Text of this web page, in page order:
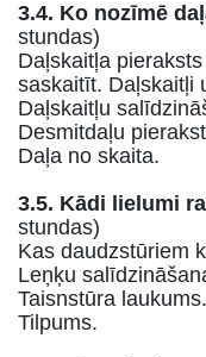
3.4. Ko nozīmē
stundas)
Daļskaitļa
saskaitīt. Daļskaitļi
Daļskaitļu
Desmitdaļu
Daļa no skaita.
3.5. Kādi lielumi
stundas)
Kas daudzstūriem
Leņķu
Taisnstūra laukums.
Tilpums.